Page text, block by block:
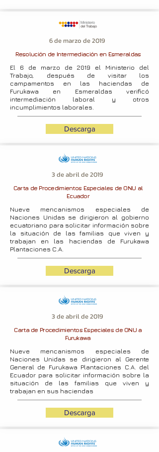
6 de marzo de 2019
Resolución de Intermediación en Esmeraldas
El 6 de marzo de 2019 el Ministerio del
Trabajo, después de visitar los
campamentos en las haciendas de
Furukawa en Esmeraldas verificó
intermediación laboral y otros
incumplimientos laborales.
Descarga
3 de abril de 2019
Carta de Procedimientos Especiales de ONU al
Ecuador
Nueve mencanismos especiales de
Naciones Unidas se dirigieron al gobierno
ecuatoriano para solicitar información sobre
la situación de las familias que viven y
trabajan en las haciendas de Furukawa
Plantaciones C.A.
Descarga
3 de abril de 2019
Carta de Procedimientos Especiales de ONU a
Furukawa
Nueve mencanismos especiales de
Naciones Unidas se dirigieron al Gerente
General de Furukawa Plantaciones C.A. del
Ecuador para solicitar información sobre la
situación de las familias que viven y
trabajan en sus haciendas
Descarga